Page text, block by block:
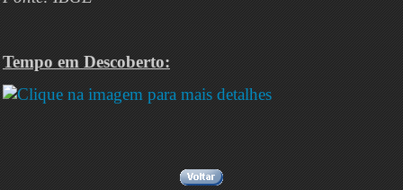
Tempo em Descoberto: